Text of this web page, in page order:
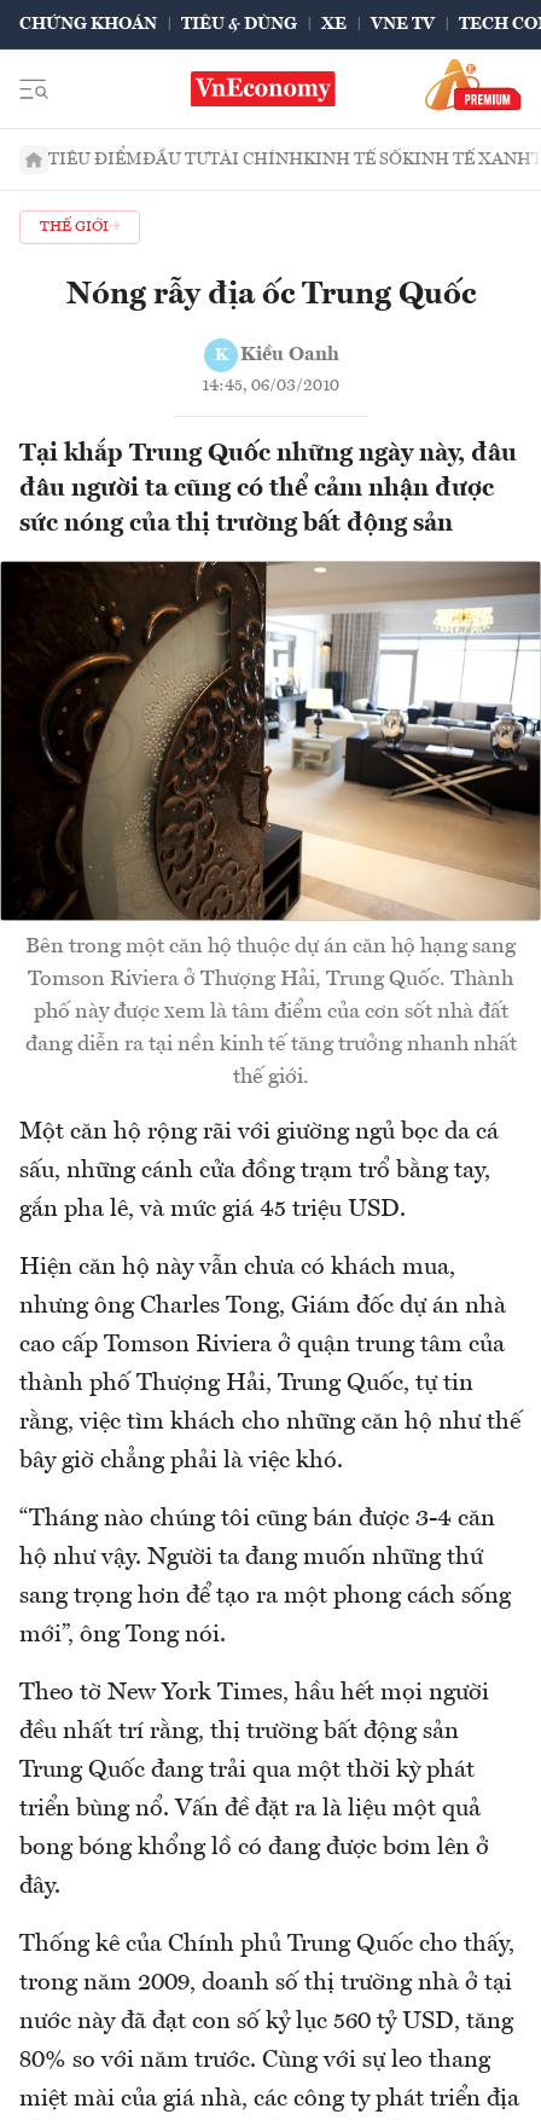
CHỨNG KHOÁN TIÊU & DÙNG XE VNE TV TECH
TIÊU ĐIỂMĐẦU TƯTÀI CHÍNHKINH TẾ SỐKINH TẾ XANH
THẾ GIỚI
Nóng rẫy địa ốc Trung Quốc
K Kiều Oanh
14:45, 06/03/2010
Tại khắp Trung Quốc những ngày này, đâu
đâu người ta cũng có thể cảm nhận được
sức nóng của thị trường bất động sản
Bên trong một căn hộ thuộc dự án căn hộ hạng sang
Tomson Riviera ở Thượng Hải, Trung Quốc. Thành
phố này được xem là tâm điểm của cơn sốt nhà đất
đang diễn ra tại nền kinh tế tăng trưởng nhanh nhất
thế giới.
Một căn hộ rộng rãi với giường ngủ bọc da cá
sấu, những cánh cửa đồng trạm trổ bằng tay,
gắn pha lê, và mức giá 45 triệu USD.
Hiện căn hộ này vẫn chưa có khách mua,
nhưng ông Charles Tong, Giám đốc dự án nhà
cao cấp Tomson Riviera ở quận trung tâm của
thành phố Thượng Hải, Trung Quốc, tự tin
rằng, việc tìm khách cho những căn hộ như thế
bây giờ chẳng phải là việc khó.
“Tháng nào chúng tôi cũng bán được 3-4 căn
hộ như vậy. Người ta đang muốn những thứ
sang trọng hơn để tạo ra một phong cách sống
mới”, ông Tong nói.
Theo tờ New York Times, hầu hết mọi người
đều nhất trí rằng, thị trường bất động sản
Trung Quốc đang trải qua một thời kỳ phát
triển bùng nổ. Vấn đề đặt ra là liệu một quả
bong bóng khổng lồ có đang được bơm lên ở
đây.
Thống kê của Chính phủ Trung Quốc cho thấy,
trong năm 2009, doanh số thị trường nhà ở tại
nước này đã đạt con số kỷ lục 560 tỷ USD, tăng
80% so với năm trước. Cùng với sự leo thang
miệt mài của giá nhà, các công ty phát triển địa